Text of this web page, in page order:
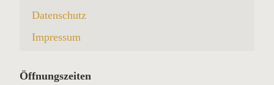
Datenschutz
Impressum
Öffnungszeiten